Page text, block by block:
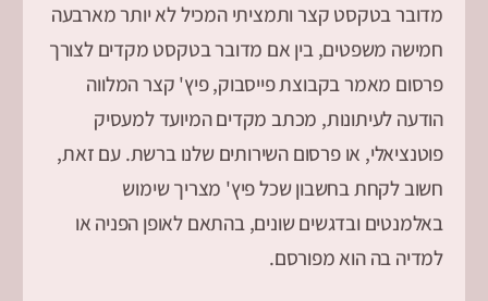
מדובר בטקסט קצר ותמציתי המכיל לא יותר מארבעה
חמישה משפטים, בין אם מדובר בטקסט מקדים לצורך
פרסום מאמר בקבוצת פייסבוק, פיץ' קצר המלווה
הודעה לעיתונות, מכתב מקדים המיועד למעסיק
פוטנציאלי, או פרסום השירותים שלנו ברשת. עם זאת,
חשוב לקחת בחשבון שכל פיץ' מצריך שימוש
באלמנטים ובדגשים שונים, בהתאם לאופן הפניה או
למדיה בה הוא מפורסם.